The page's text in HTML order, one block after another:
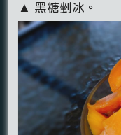
▲ 黑糖剉冰。